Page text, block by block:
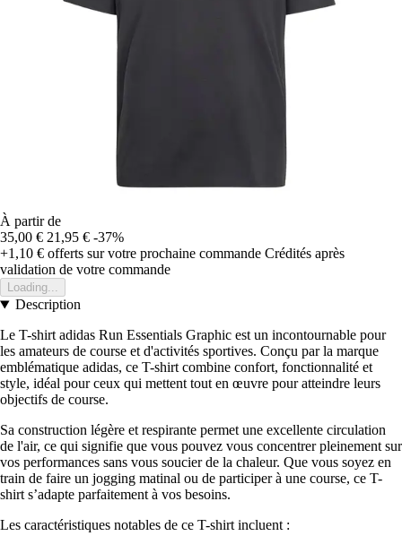
À partir de
35,00 € 21,95 € -37%
+1,10 € offerts sur votre prochaine commande Crédités après
validation de votre commande
Loading...
Description
Le T-shirt adidas Run Essentials Graphic est un incontournable pour
les amateurs de course et d'activités sportives. Conçu par la marque
emblématique adidas, ce T-shirt combine confort, fonctionnalité et
style, idéal pour ceux qui mettent tout en œuvre pour atteindre leurs
objectifs de course.
Sa construction légère et respirante permet une excellente circulation
de l'air, ce qui signifie que vous pouvez vous concentrer pleinement sur
vos performances sans vous soucier de la chaleur. Que vous soyez en
train de faire un jogging matinal ou de participer à une course, ce T-
shirt s’adapte parfaitement à vos besoins.
Les caractéristiques notables de ce T-shirt incluent :